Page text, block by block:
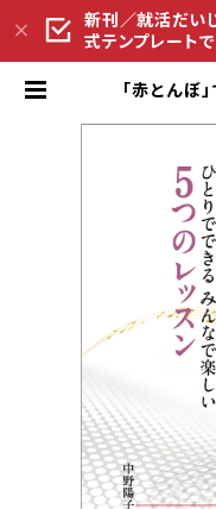
新刊／就活だい
式テンプレート
「赤とんぼ
りでできる
スン- | ペ